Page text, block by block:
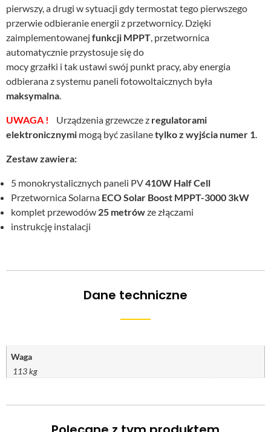
pierwszy, a drugi w sytuacji gdy termostat tego pierwszego
przerwie odbieranie energii z przetwornicy. Dzięki
zaimplementowanej funkcji MPPT , przetwornica
automatycznie przystosuje się do
mocy grzałki i tak ustawi swój punkt pracy, aby energia
odbierana z systemu paneli fotowoltaicznych była
maksymalna
UWAGA ! Urządzenia grzewcze z regulatorami
elektronicznymi mogą być zasilanetylko z wyjścia numer 1
Zestaw zawiera:
5 monokrystalicznych paneli PV410W Half Cell
Przetwornica Solarna ECO Solar Boost MPPT-3000 3kW
komplet przewodów 25 metrówze złączami
instrukcję instalacji
Dane techniczne
Waga
113 kg